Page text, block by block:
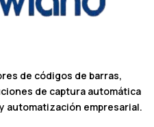
de códigos de barras,
de captura automática
automatización empresarial.